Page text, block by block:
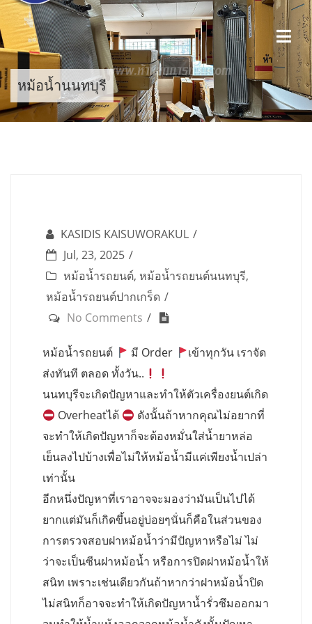
Skip
content
หม้อน้ำนนทบุรี
KASIDIS KAISUWORAKUL
Jul, 23, 2025
หม้อน้ำรถยนต์, หม้อน้ำรถยนต์นนทบุรี,
หม้อน้ำรถยนต์ปากเกร็ด
No Comments
หม้อน้ำรถยนต์ มี Order
เข้าทุกวัน เราจัด
ส่งทันที ตลอด ทั้งวัน..
นนทบุรีจะเกิดปัญหาและทำให้ตัวเครื่องยนต์เกิด
Overheatได้
ดังนั้นถ้าหากคุณไม่อยากที่
จะทำให้เกิดปัญหาก็จะต้องหมั่นใส่น้ำยาหล่อ
เย็นลงไปบ้างเพื่อไม่ให้หม้อน้ำมีแค่เพียงน้ำเปล่า
เท่านั้น
อีกหนึ่งปัญหาที่เราอาจจะมองว่ามันเป็นไปได้
ยากแต่มันก็เกิดขึ้นอยู่บ่อยๆนั่นก็คือในส่วนของ
การตรวจสอบฝาหม้อน้ำว่ามีปัญหาหรือไม่ ไม่
ว่าจะเป็นซีนฝาหม้อน้ำ หรือการปิดฝาหม้อน้ำให้
สนิท เพราะเช่นเดียวกันถ้าหากว่าฝาหม้อน้ำปิด
ไม่สนิทก็อาจจะทำให้เกิดปัญหาน้ำรั่วซึมออกมา